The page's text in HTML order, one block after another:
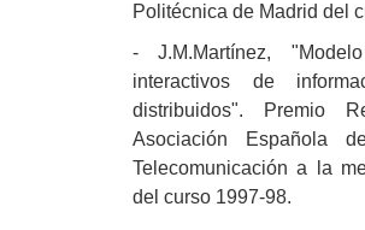
Politécnica de Madrid del
- J.M.Martínez,
interactivos de
distribuidos". Premio
Asociación Española
Telecomunicación a la
del curso 1997-98.